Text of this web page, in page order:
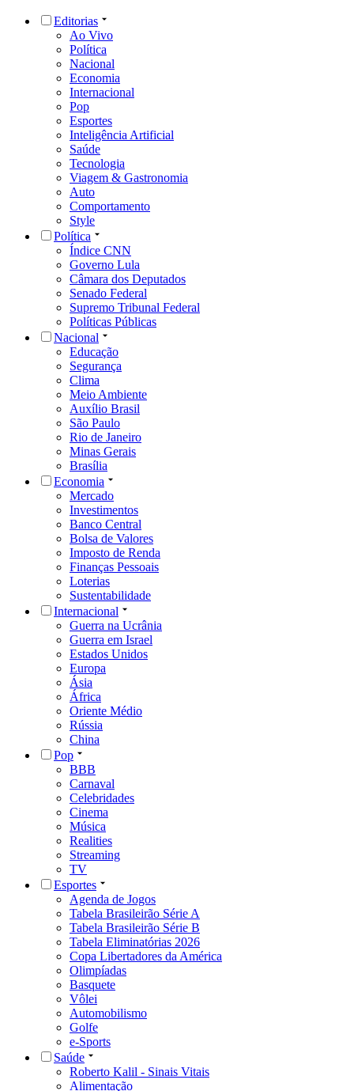
Editorias
Ao Vivo
Política
Nacional
Economia
Internacional
Pop
Esportes
Inteligência Artificial
Saúde
Tecnologia
Viagem & Gastronomia
Auto
Comportamento
Style
Política
Índice CNN
Governo Lula
Câmara dos Deputados
Senado Federal
Supremo Tribunal Federal
Políticas Públicas
Nacional
Educação
Segurança
Clima
Meio Ambiente
Auxílio Brasil
São Paulo
Rio de Janeiro
Minas Gerais
Brasília
Economia
Mercado
Investimentos
Banco Central
Bolsa de Valores
Imposto de Renda
Finanças Pessoais
Loterias
Sustentabilidade
Internacional
Guerra na Ucrânia
Guerra em Israel
Estados Unidos
Europa
Ásia
África
Oriente Médio
Rússia
China
Pop
BBB
Carnaval
Celebridades
Cinema
Música
Realities
Streaming
TV
Esportes
Agenda de Jogos
Tabela Brasileirão Série A
Tabela Brasileirão Série B
Tabela Eliminatórias 2026
Copa Libertadores da América
Olimpíadas
Basquete
Vôlei
Automobilismo
Golfe
e-Sports
Saúde
Roberto Kalil - Sinais Vitais
Alimentação